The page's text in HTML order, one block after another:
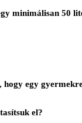
minimálisan 50
egy
el?